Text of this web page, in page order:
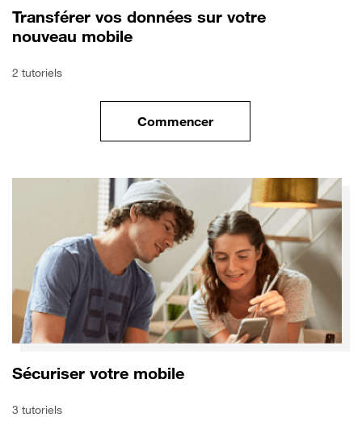
Transférer vos données sur votre
nouveau mobile
2 tutoriels
Commencerle tuto pour Transférer vos
Sécuriser votre mobile
3 tutoriels